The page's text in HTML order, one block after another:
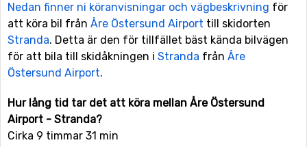
Nedan finner ni köranvisningar och vägbeskrivning för
att köra bil från Åre Östersund Airport till skidorten
Stranda. Detta är den för tillfället bäst kända bilvägen
för att bila till skidåkningen i Stranda från Åre
Östersund Airport.
Hur lång tid tar det att köra mellan Åre Östersund
Airport - Stranda?
Cirka 9 timmar 31 min